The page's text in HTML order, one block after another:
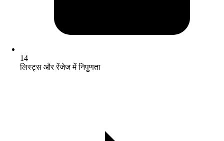
14
लिस्ट्स और रेंजेज में निपुणता